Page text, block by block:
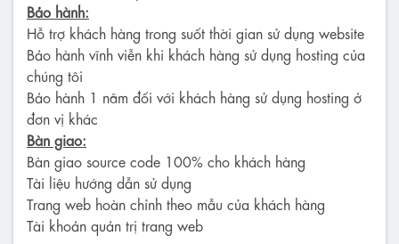
Bảo hành:
Hỗ trợ khách hàng trong suốt thời gian sử dụng website
Bảo hành vĩnh viễn khi khách hàng sử dụng hosting của
chúng tôi
Bảo hành 1 năm đối với khách hàng sử dụng hosting ở
đơn vị khác
Bàn giao:
Bàn giao source code 100% cho khách hàng
Tài liệu hướng dẫn sử dụng
Trang web hoàn chỉnh theo mẫu của khách hàng
Tài khoản quản trị trang web